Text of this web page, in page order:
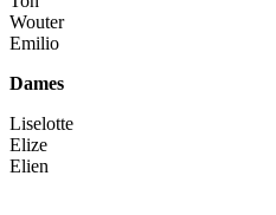
Wouter
Emilio
Dames
Liselotte
Elize
Elien